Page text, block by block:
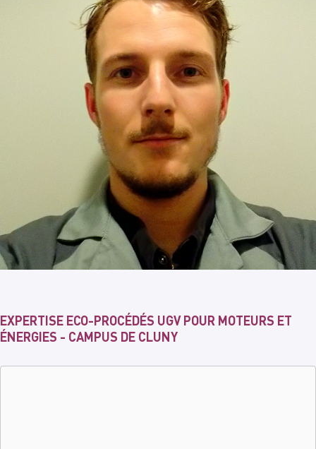
EXPERTISE ECO-PROCÉDÉS UGV POUR MOTEURS ET
ÉNERGIES - CAMPUS DE CLUNY
Remote